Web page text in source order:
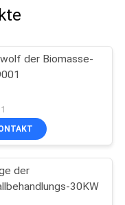
der Biomasse-
der
30KW